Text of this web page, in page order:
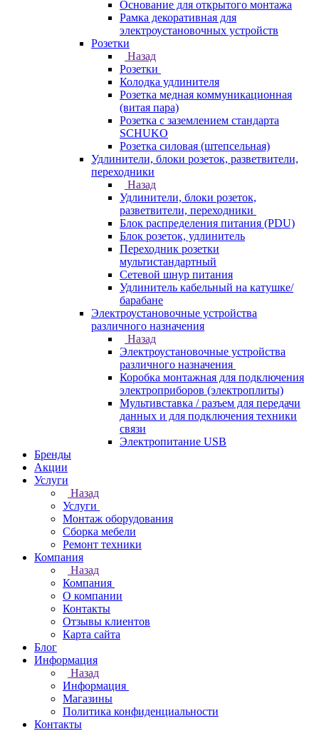
Основание для открытого монтажа
Рамка декоративная для
электроустановочных устройств
Розетки
Назад
Розетки
Колодка удлинителя
Розетка медная коммуникационная
(витая пара)
Розетка с заземлением стандарта
SCHUKO
Розетка силовая (штепсельная)
Удлинители, блоки розеток, разветвители,
переходники
Назад
Удлинители, блоки розеток,
разветвители, переходники
Блок распределения питания (PDU)
Блок розеток, удлинитель
Переходник розетки
мультистандартный
Сетевой шнур питания
Удлинитель кабельный на катушке/
барабане
Электроустановочные устройства
различного назначения
Назад
Электроустановочные устройства
различного назначения
Коробка монтажная для подключения
электроприборов (электроплиты)
Мультивставка / разъем для передачи
данных и для подключения техники
связи
Электропитание USB
Бренды
Акции
Услуги
Назад
Услуги
Монтаж оборудования
Сборка мебели
Ремонт техники
Компания
Назад
Компания
О компании
Контакты
Отзывы клиентов
Карта сайта
Блог
Информация
Назад
Информация
Магазины
Политика конфиденциальности
Контакты